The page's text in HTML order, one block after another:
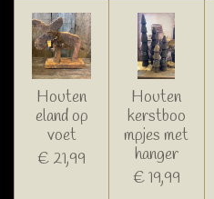
Houten
eland op
voet
€ 21,99
Houten
kerstboo
mpjes met
hanger
€ 19,99